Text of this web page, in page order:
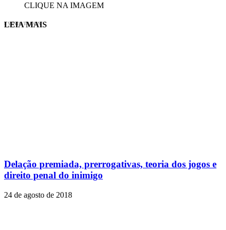
CLIQUE NA IMAGEM
EVINIS TALON
LEIA MAIS
Delação premiada, prerrogativas, teoria dos jogos e
direito penal do inimigo
24 de agosto de 2018